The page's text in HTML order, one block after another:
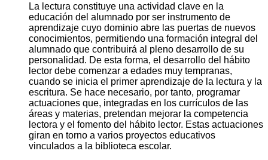
La lectura constituye una actividad clave en la
educación del alumnado por ser instrumento de
aprendizaje cuyo dominio abre las puertas de nuevos
conocimientos, permitiendo una formación integral del
alumnado que contribuirá al pleno desarrollo de su
personalidad. De esta forma, el desarrollo del hábito
lector debe comenzar a edades muy tempranas,
cuando se inicia el primer aprendizaje de la lectura y la
escritura. Se hace necesario, por tanto, programar
actuaciones que, integradas en los currículos de las
áreas y materias, pretendan mejorar la competencia
lectora y el fomento del hábito lector. Estas actuaciones
giran en torno a varios proyectos educativos
vinculados a la biblioteca escolar.